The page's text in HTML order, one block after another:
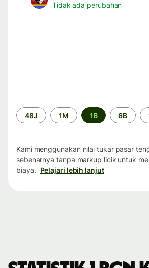
Tidak ada perubahan
Periode
waktu
48J 1M 1B 6B
Kami menggunakan nilai tukar pasar
sebenarnya tanpa markup licik untuk
biaya. Pelajari lebih lanjut